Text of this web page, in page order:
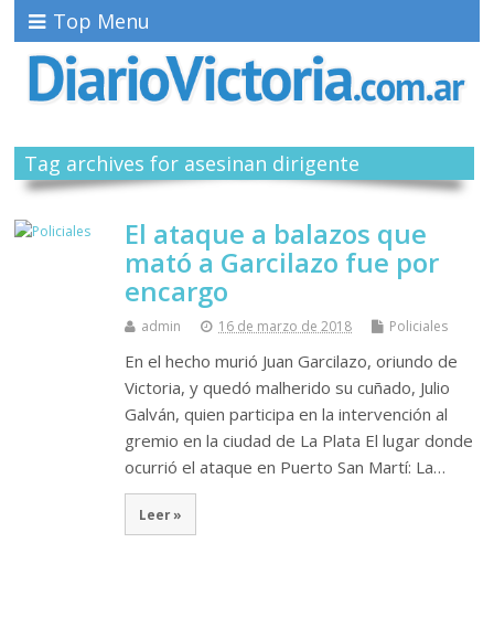
Top Menu
Tag archives for asesinan dirigente
El ataque a balazos que
mató a Garcilazo fue por
encargo
admin 16 de marzo de 2018 Policiales
En el hecho murió Juan Garcilazo, oriundo de
Victoria, y quedó malherido su cuñado, Julio
Galván, quien participa en la intervención al
gremio en la ciudad de La Plata El lugar donde
ocurrió el ataque en Puerto San Martí: La…
Leer »